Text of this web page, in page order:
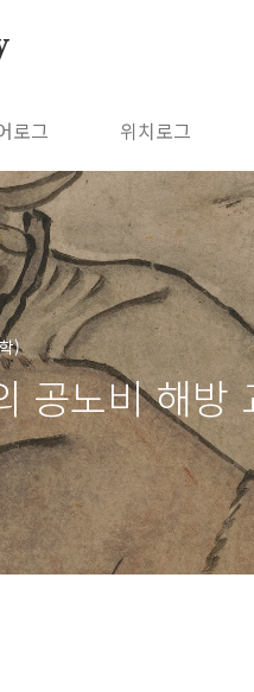
로그 위치로그
)
공노비 해방